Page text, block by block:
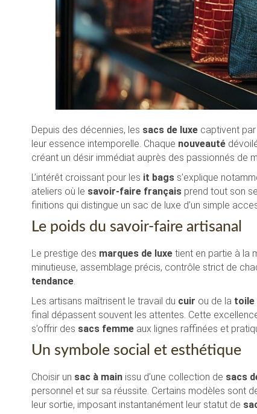
Depuis des décennies, les sacs de luxe captivent
leur essence intemporelle. Chaque nouveauté
créant un désir immédiat auprès des passionnés de
L’intérêt croissant pour les it bags s’explique
ateliers où le savoir-faire français prend tout son
finitions qui distingue un sac de luxe d’un simple
Le poids du savoir-faire artisanal
Le prestige des marques de luxe tient en partie à la
minutieuse, assemblage précis, contrôle strict de
tendance.
Les artisans maîtrisent le travail du cuir ou de la toile
final dépassent souvent les attentes. Cette
s’offrir des sacs femme aux lignes raffinées et
Un symbole social et esthétique
Choisir un sac à main issu d’une collection de sacs
personnel et sur sa réussite. Certains modèles sont
leur sortie, imposant instantanément leur statut de